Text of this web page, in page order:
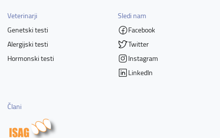
Veterinarji
Genetski testi
Alergijski testi
Hormonski testi
Sledi nam
Facebook
Twitter
Instagram
LinkedIn
Člani